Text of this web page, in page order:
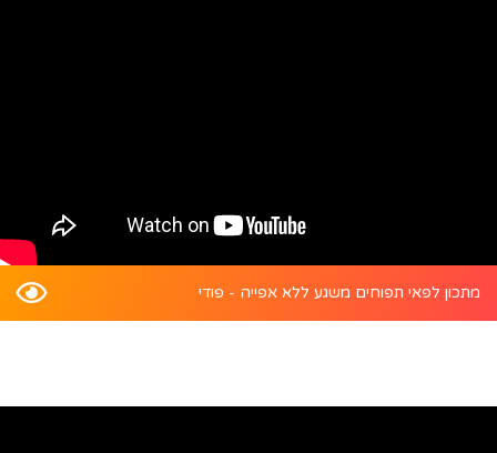
מתכון לפאי תפוחים משגע ללא אפייה - פודי